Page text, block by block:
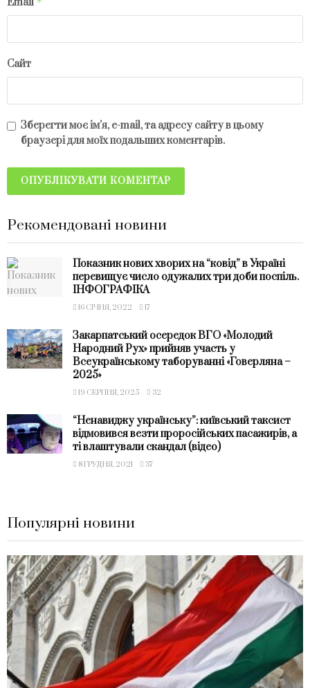
Сайт
Зберегти моє ім'я, e-mail, та адресу сайту в цьому
браузері для моїх подальших коментарів.
Рекомендовані новини
Показник нових хворих на “ковід” в Україні
перевищує число одужалих три доби поспіль.
ІНФОГРАФІКА
16 СІЧНЯ, 2022 17
Закарпатський осередок ВГО «Молодий
Народний Рух» прийняв участь у
Всеукраїнському таборуванні «Говерляна –
2025»
19 СЕРПНЯ, 2025 32
“Ненавиджу українську”: київський таксист
відмовився везти проросійських пасажирів, а
ті влаштували скандал (відео)
8 ГРУДНЯ, 2021 37
Популярні новини